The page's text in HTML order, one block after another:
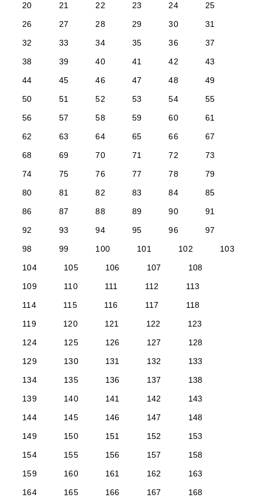
20
21 22 23 24
25
26
27 28 29 30
31
32
33 34 35 36
37
38
39 40 41 42
43
44
45 46 47 48
49
50
51 52 53 54
55
56
57 58 59 60
61
62
63 64 65 66
67
68
69 70 71 72
73
74
75 76 77 78
79
80
81 82 83 84
85
86
87 88 89 90
91
92
93 94 95 96
97
98
99 100 101 102
103
104
105 106 107
108
109
110 111 112
113
114
115 116 117
118
119
120 121 122
123
124
125 126 127
128
129
130 131 132
133
134
135 136 137
138
139
140 141 142
143
144
145 146 147
148
149
150 151 152
153
154
155 156 157
158
159
160 161 162
163
164
165 166 167
168